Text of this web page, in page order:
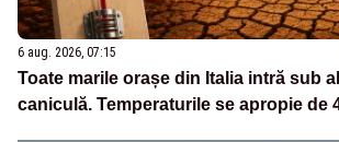
6 aug. 2026, 07:15
Toate marile orașe din Italia intră sub
caniculă. Temperaturile se apropie de